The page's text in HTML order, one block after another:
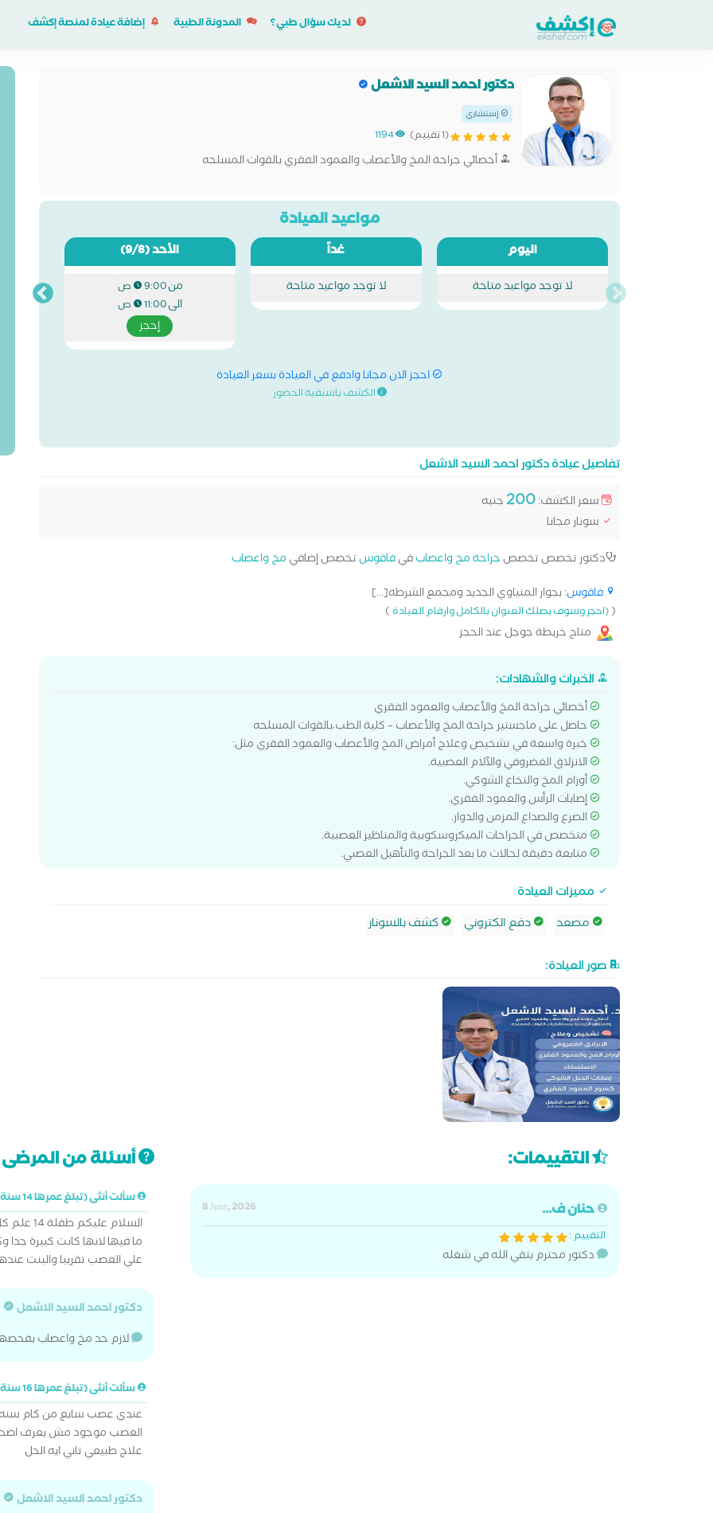
لديك سؤال طبي؟ المدونة الطبية إضافة عيادة لمنصة إكشف
دكتور احمد السيد الاشعل
إستشاري
(1 تقييم) 1194
أخصائي جراحة المخ والأعصاب والعمود الفقري بالقوات المسلحه
مواعيد العيادة
اليوم
لا توجد مواعيد متاحة
غداً
لا توجد مواعيد متاحة
الأحد(9/8)
من9:00 ص
الى11:00 ص
إحجز
احجز الان مجانا وادفع في العيادة بسعر العيادة
الكشف باسبقية الحضور
تفاصيل عيادة دكتور احمد السيد الاشعل
سعر الكشف:200جنيه
سونار مجانا
دكتور تخصص تخصص جراحة مخ واعصابفيفاقوس تخصص إضافي مخ واعصاب
فاقوس: بجوار المنياوي الجديد ومجمع الشرطه[...]
((احجز وسوف يصلك العنوان بالكامل وارقام العيادة)
متاح خريطة جوجل عند الحجز
الخبرات والشهادات:
أخصائي جراحة المخ والأعصاب والعمود الفقري
حاصل على ماجستير جراحة المخ والأعصاب – كلية الطب،بالقوات المسلحه
خبرة واسعة في تشخيص وعلاج أمراض المخ والأعصاب والعمود الفقري مثل:
الانزلاق الغضروفي والآلام العصبية.
أورام المخ والنخاع الشوكي.
إصابات الرأس والعمود الفقري.
الصرع والصداع المزمن والدوار.
متخصص في الجراحات الميكروسكوبية والمناظير العصبية.
متابعة دقيقة لحالات ما بعد الجراحة والتأهيل العصبي.
مميزات العيادة
مصعد
دفع الكتروني كشف بالسونار
صور العيادة:
التقييمات:
حنان ف...
8 June, 2026
التقييم :
دكتور محترم بتقي الله في شغله
أسئلة من المرضى
سألت أنثى (تبلغ عمرها 14 سنة)
السلام
ما فيها لانها كانت كبيرة
علي العصب تقريبا والبنت عندها صداع
دكتور احمد السيد الاشعل
لازم حد مخ واعصاب
سألت أنثى (تبلغ عمرها 16 سنة)
عندي عصب سابع من كام سنه
العصب موجود مش بعرف
علاج طبيعي تاني ايه الحل
دكتور احمد السيد الاشعل